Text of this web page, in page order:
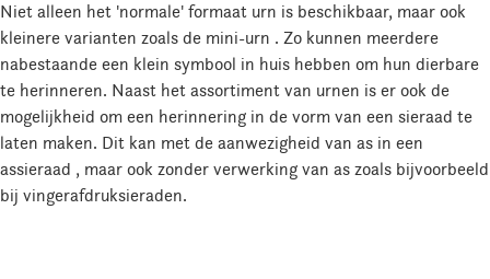
Niet alleen het 'normale' formaat urn is beschikbaar, maar ook
kleinere varianten zoals de mini-urn . Zo kunnen meerdere
nabestaande een klein symbool in huis hebben om hun dierbare
te herinneren. Naast het assortiment van urnen is er ook de
mogelijkheid om een herinnering in de vorm van een sieraad te
laten maken. Dit kan met de aanwezigheid van as in een
assieraad , maar ook zonder verwerking van as zoals bijvoorbeeld
bij vingerafdruksieraden.